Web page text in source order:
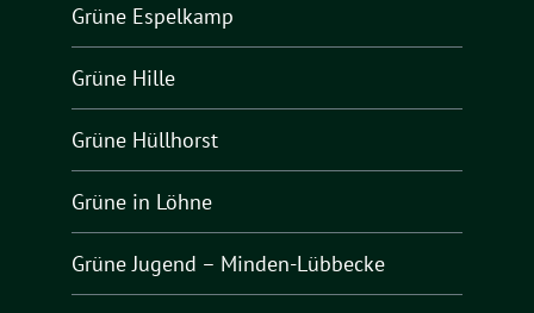
Grüne Espelkamp
Grüne Hille
Grüne Hüllhorst
Grüne in Löhne
Grüne Jugend – Minden-Lübbecke